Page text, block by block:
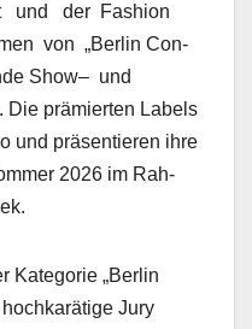
und der Fash­ion
von „Berlin Con­
Show– und
Die prämierten Labels
und präsen­tieren ihre
2026 im Rah­
Kat­e­gorie „Berlin
Jury